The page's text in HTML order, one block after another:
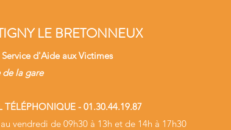
LE BRETONNEUX
d'Aide aux Victimes
de la gare
TÉLÉPHONIQUE - 01.30.44.19.87
vendredi de 09h30 à 13h et de 14h à 17h30